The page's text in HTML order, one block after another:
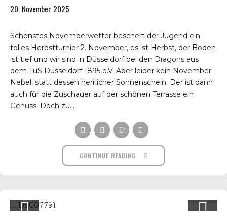
20. November 2025
Schönstes Novemberwetter beschert der Jugend ein
tolles Herbstturnier 2. November, es ist Herbst, der Boden
ist tief und wir sind in Düsseldorf bei den Dragons aus
dem TuS Düsseldorf 1895 e.V. Aber leider kein November
Nebel, statt dessen herrlicher Sonnenschein. Der ist dann
auch für die Zuschauer auf der schönen Terrasse ein
Genuss. Doch zu...
CONTINUE READING